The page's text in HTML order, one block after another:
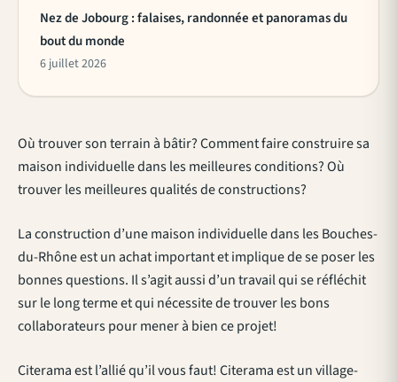
Où trouver son terrain à bâtir? Comment faire construire sa
maison individuelle dans les meilleures conditions? Où
trouver les meilleures qualités de constructions?
La construction d’une maison individuelle dans les Bouches-
du-Rhône est un achat important et implique de se poser les
bonnes questions. Il s’agit aussi d’un travail qui se réfléchit
sur le long terme et qui nécessite de trouver les bons
collaborateurs pour mener à bien ce projet!
Citerama est l’allié qu’il vous faut! Citerama est un village-
Nez de Jobourg : falaises, randonnée et panoramas du
bout du monde
6 juillet 2026